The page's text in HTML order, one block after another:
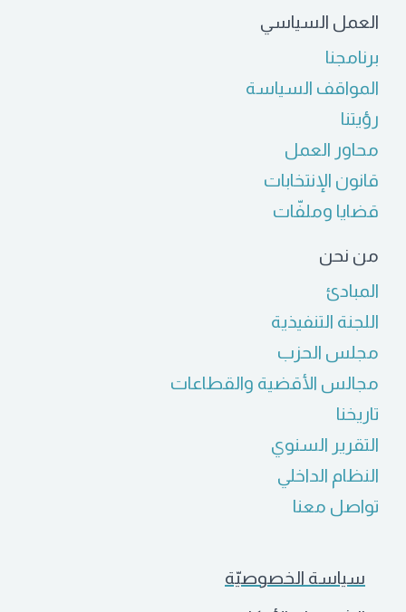
العمل السياسي
برنامجنا
المواقف السياسة
رؤيتنا
محاور العمل
قانون الإنتخابات
قضايا وملفّات
من نحن
المبادئ
اللجنة التنفيذية
مجلس الحزب
مجالس الأقضية والقطاعات
تاريخنا
التقرير السنوي
النظام الداخلي
تواصل معنا
سياسة الخصوصيّة